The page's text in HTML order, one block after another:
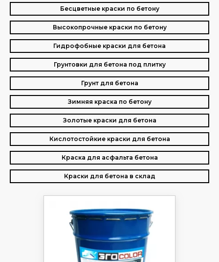
Бесцветные краски по бетону
Высокопрочные краски по бетону
Гидрофобные краски для бетона
Грунтовки для бетона под плитку
Грунт для бетона
Зимняя краска по бетону
Золотые краски для бетона
Кислотостойкие краски для бетона
Краска для асфальта бетона
Краски для бетона в склад